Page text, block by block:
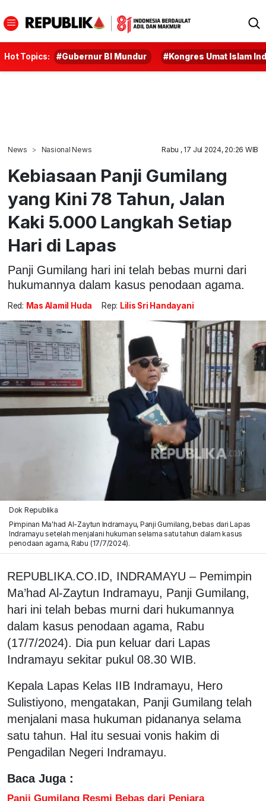
Hot Topics: #Gubernur BI Mundur #Kongres Umat Islam
News Nasional News Rabu , 17 Jul 2024, 20:26 WIB
Kebiasaan Panji Gumilang
yang Kini 78 Tahun, Jalan
Kaki 5.000 Langkah Setiap
Hari di Lapas
Panji Gumilang hari ini telah bebas murni dari
hukumannya dalam kasus penodaan agama.
Red: Mas Alamil Huda Rep: Lilis Sri Handayani
Dok Republika
Pimpinan Ma'had Al-Zaytun Indramayu, Panji Gumilang, bebas dari Lapas
Indramayu setelah menjalani hukuman selama satu tahun dalam kasus
penodaan agama, Rabu (17/7/2024).
REPUBLIKA.CO.ID, INDRAMAYU – Pemimpin
Ma’had Al-Zaytun Indramayu, Panji Gumilang,
hari ini telah bebas murni dari hukumannya
dalam kasus penodaan agama, Rabu
(17/7/2024). Dia pun keluar dari Lapas
Indramayu sekitar pukul 08.30 WIB.
Kepala Lapas Kelas IIB Indramayu, Hero
Sulistiyono, mengatakan, Panji Gumilang telah
menjalani masa hukuman pidananya selama
satu tahun. Hal itu sesuai vonis hakim di
Pengadilan Negeri Indramayu.
Baca Juga :
Panji Gumilang Resmi Bebas dari Penjara